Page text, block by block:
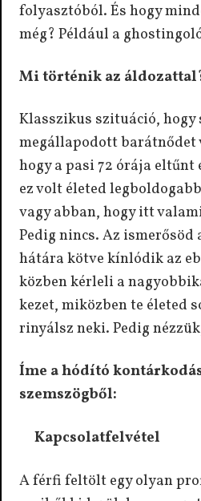
folyasztóból. És hogy
még? Például a
Mi történik az
Klasszikus szituáció,
megállapodott barátnődet
hogy a pasi 72 órája eltűnt
ez volt életed
vagy abban, hogy itt
Pedig nincs. Az ismerősöd
hátára kötve kínlódik az
közben kérleli a
kezet, miközben te életed
rinyálsz neki. Pedig
Íme a hódító
szemszögből:
Kapcsolatfelvétel
A férfi feltölt egy olyan